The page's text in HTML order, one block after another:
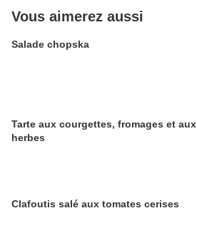
Vous aimerez aussi
Salade chopska
Tarte aux courgettes, fromages et aux
herbes
Clafoutis salé aux tomates cerises